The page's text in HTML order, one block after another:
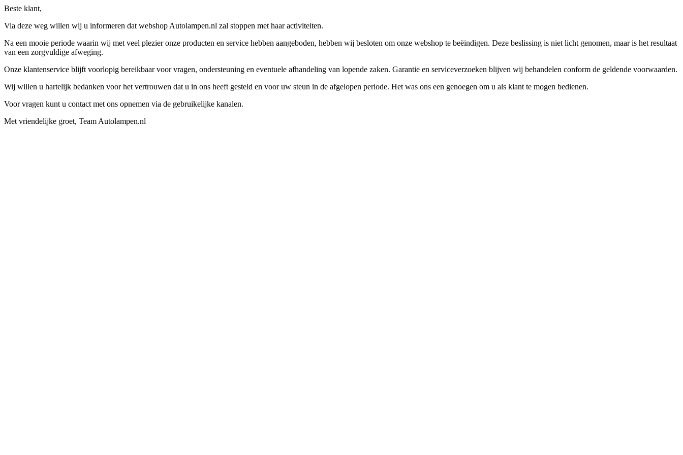
Beste klant,
Via deze weg willen wij u informeren dat webshop Autolampen.nl zal stoppen met haar activiteiten.
Na een mooie periode waarin wij met veel plezier onze producten en service hebben aangeboden, hebben wij besloten om onze webshop te beëindigen. Deze beslissing is niet licht genomen, maar is het resultaat
van een zorgvuldige afweging.
Onze klantenservice blijft voorlopig bereikbaar voor vragen, ondersteuning en eventuele afhandeling van lopende zaken. Garantie en serviceverzoeken blijven wij behandelen conform de geldende voorwaarden.
Wij willen u hartelijk bedanken voor het vertrouwen dat u in ons heeft gesteld en voor uw steun in de afgelopen periode. Het was ons een genoegen om u als klant te mogen bedienen.
Voor vragen kunt u contact met ons opnemen via de gebruikelijke kanalen.
Met vriendelijke groet, Team Autolampen.nl